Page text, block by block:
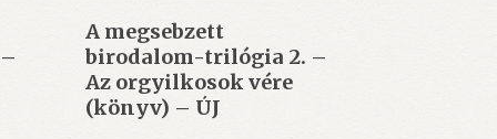
A megsebzett
birodalom-trilógia 2. –
Az orgyilkosok vére
(könyv) – ÚJ